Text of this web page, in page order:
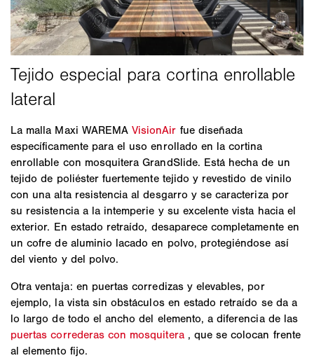
La malla Maxi WAREMAVisionAir fue diseñada
específicamente para el uso enrollado en la cortina
enrollable con mosquitera GrandSlide. Está hecha de un
tejido de poliéster fuertemente tejido y revestido de vinilo
con una alta resistencia al desgarro y se caracteriza por
su resistencia a la intemperie y su excelente vista hacia el
exterior. En estado retraído, desaparece completamente en
un cofre de aluminio lacado en polvo, protegiéndose así
del viento y del polvo.
Otra ventaja: en puertas corredizas y elevables, por
ejemplo, la vista sin obstáculos en estado retraído se da a
lo largo de todo el ancho del elemento, a diferencia de las
puertas correderas con mosquitera, que se colocan frente
al elemento fijo.